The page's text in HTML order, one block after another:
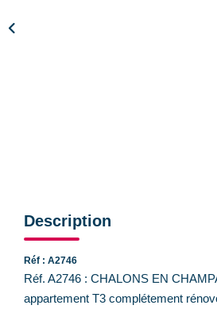
Description
Réf : A2746
Réf. A2746 : CHALONS EN
appartement T3 complétement